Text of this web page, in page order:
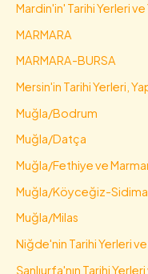
Mardin'in' Tarihi Yerleri ve
MARMARA
MARMARA-BURSA
Mersin'in Tarihi Yerleri,
Muğla/Bodrum
Muğla/Datça
Muğla/Fethiye ve
Muğla/Köyceğiz-
Muğla/Milas
Niğde'nin Tarihi Yerleri ve
Şanlıurfa'nın Tarihi Yerleri